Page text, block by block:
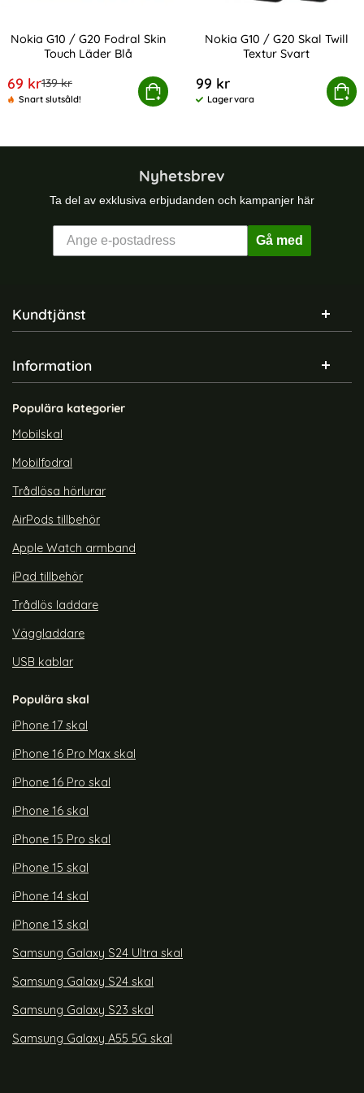
Nokia G10 / G20 Fodral Skin
Touch Läder Blå
rea pris
69 krtidigare pris
139 kr
Snart slutsåld!
Köp
Nokia G10 / G20 Fodral Skin Touch Läder Blå
Nokia G10 / G20 Skal Twill
Textur Svart
99 kr
Tillgänglighet:
Lagervara
Köp
Nokia G10 / G20 Skal
Nyhetsbrev
Ta del av exklusiva erbjudanden och kampanjer här
Gå med
Sidfot Blandad info och länkar
Kundtjänst
Information
Populära kategorier
Mobilskal
Mobilfodral
Trådlösa hörlurar
AirPods tillbehör
Apple Watch armband
iPad tillbehör
Trådlös laddare
Väggladdare
USB kablar
Populära skal
iPhone 17 skal
iPhone 16 Pro Max skal
iPhone 16 Pro skal
iPhone 16 skal
iPhone 15 Pro skal
iPhone 15 skal
iPhone 14 skal
iPhone 13 skal
Samsung Galaxy S24 Ultra skal
Samsung Galaxy S24 skal
Samsung Galaxy S23 skal
Samsung Galaxy A55 5G skal